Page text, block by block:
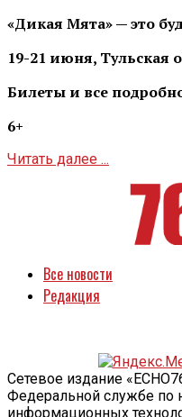
«Дикая Мята» — это
19-21 июня, Тульская
Билеты и все
6+
Читать далее ...
Все новости
Редакция
Сетевое издание
Федеральной службе по
информационных